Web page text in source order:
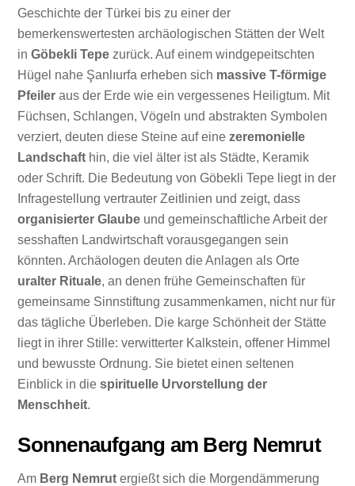
Geschichte der Türkei bis zu einer der
bemerkenswertesten archäologischen Stätten der Welt
inGöbekli Tepe zurück. Auf einem windgepeitschten
Hügel nahe Şanlıurfa erheben sich massive T-förmige
Pfeiler aus der Erde wie ein vergessenes Heiligtum. Mit
Füchsen, Schlangen, Vögeln und abstrakten Symbolen
verziert, deuten diese Steine auf einezeremonielle
Landschaft hin, die viel älter ist als Städte, Keramik
oder Schrift. Die Bedeutung von Göbekli Tepe liegt in der
Infragestellung vertrauter Zeitlinien und zeigt, dass
organisierter Glaube und gemeinschaftliche Arbeit der
sesshaften Landwirtschaft vorausgegangen sein
könnten. Archäologen deuten die Anlagen als Orte
uralter Rituale, an denen frühe Gemeinschaften für
gemeinsame Sinnstiftung zusammenkamen, nicht nur für
das tägliche Überleben. Die karge Schönheit der Stätte
liegt in ihrer Stille: verwitterter Kalkstein, offener Himmel
und bewusste Ordnung. Sie bietet einen seltenen
Einblick in diespirituelle Urvorstellung der
Menschheit.
Sonnenaufgang am Berg Nemrut
Am Berg Nemrut ergießt sich die Morgendämmerung